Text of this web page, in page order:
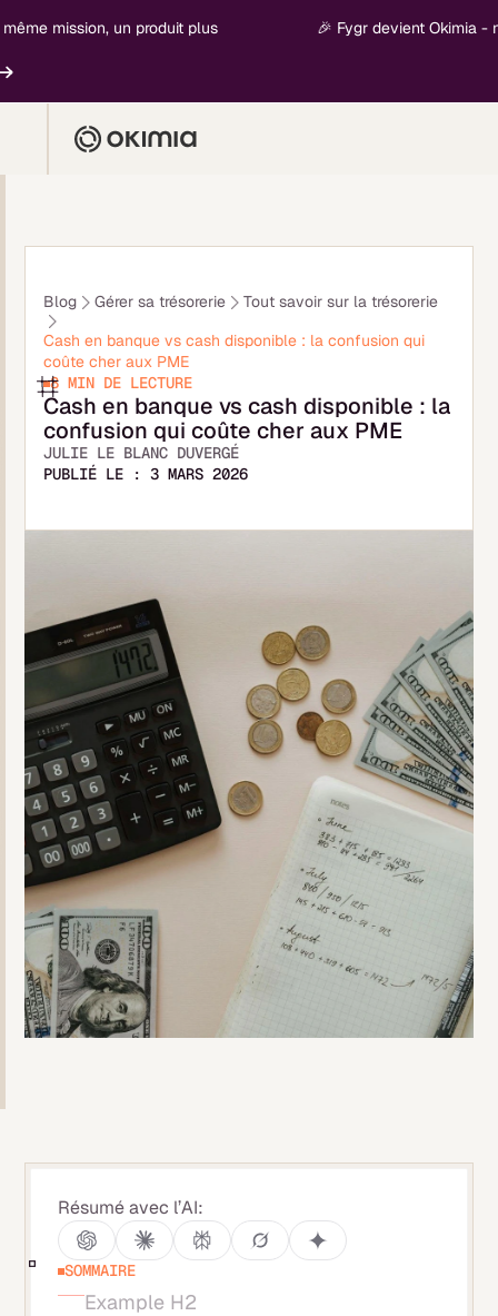
mission, un produit plus 🎉 Fygr devient Okimia -
Blog Gérer sa trésorerie
Tout savoir sur la trésorerie
Cash en banque vs cash disponible : la confusion qui
coûte cher aux PME
8 MIN DE LECTURE
Cash en banque vs cash disponible : la
confusion qui coûte cher aux PME
JULIE LE BLANC DUVERGÉ
PUBLIÉ LE :3 MARS 2026
Résumé avec l’AI:
SOMMAIRE
Example H2